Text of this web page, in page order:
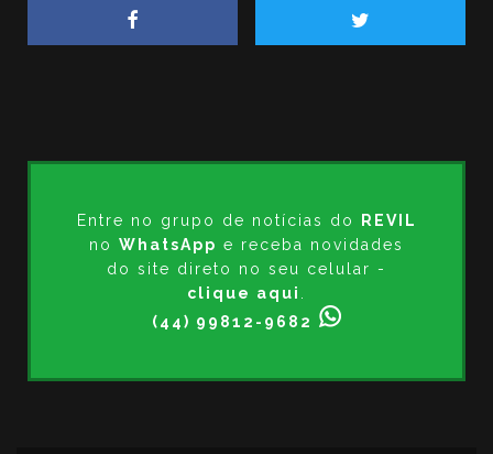
Entre no grupo de notícias do
REVIL
no WhatsApp e receba novidades
do site direto no seu celular -
clique aqui .
(44) 99812-9682